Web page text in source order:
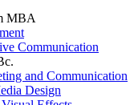
MBA
Communication
and Communication
Design